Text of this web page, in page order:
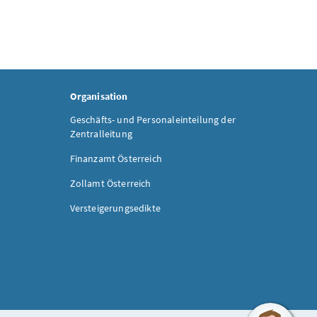
Organisation
Geschäfts- und Personaleinteilung der
Zentralleitung
Finanzamt Österreich
Zollamt Österreich
Versteigerungsedikte